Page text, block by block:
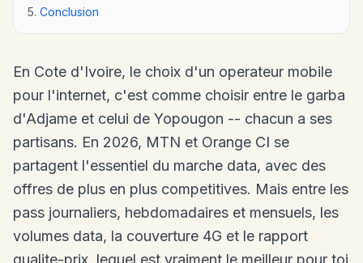
Conclusion
En Cote d'Ivoire, le choix d'un operateur mobile
pour l'internet, c'est comme choisir entre le garba
d'Adjame et celui de Yopougon -- chacun a ses
partisans. En 2026, MTN et Orange CI se
partagent l'essentiel du marche data, avec des
offres de plus en plus competitives. Mais entre les
pass journaliers, hebdomadaires et mensuels, les
volumes data, la couverture 4G et le rapport
qualite-prix, lequel est vraiment le meilleur pour toi